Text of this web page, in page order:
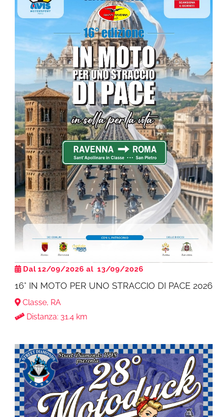
Dal 12/09/2026 al 13/09/2026
16° IN MOTO PER UNO STRACCIO DI PACE 2026
Classe, RA
Distanza: 31.4 km